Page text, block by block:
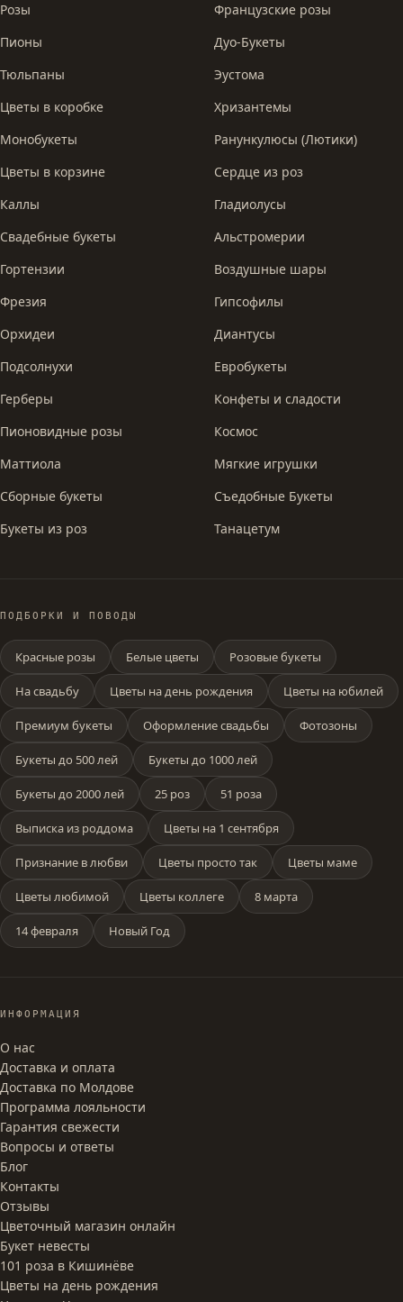
Розы
Пионы
Тюльпаны
Цветы в коробке
Монобукеты
Цветы в корзине
Каллы
Свадебные букеты
Гортензии
Фрезия
Орхидеи
Подсолнухи
Герберы
Пионовидные розы
Маттиола
Сборные букеты
Букеты из роз
Французские розы
Дуо-Букеты
Эустома
Хризантемы
Ранункулюсы (Лютики)
Сердце из роз
Гладиолусы
Альстромерии
Воздушные шары
Гипсофилы
Диантусы
Евробукеты
Конфеты и сладости
Космос
Мягкие игрушки
Съедобные Букеты
Танацетум
ПОДБОРКИ И ПОВОДЫ
Красные розы Белые цветы Розовые букеты
На свадьбу Цветы на день рождения Цветы на юбилей
Премиум букеты Оформление свадьбы Фотозоны
Букеты до 500 лей Букеты до 1000 лей
Букеты до 2000 лей 25 роз 51 роза
Выписка из роддома Цветы на 1 сентября
Признание в любви Цветы просто так Цветы маме
Цветы любимой Цветы коллеге 8 марта
14 февраля Новый Год
ИНФОРМАЦИЯ
О нас
Доставка и оплата
Доставка по Молдове
Программа лояльности
Гарантия свежести
Вопросы и ответы
Блог
Контакты
Отзывы
Цветочный магазин онлайн
Букет невесты
101 роза в Кишинёве
Цветы на день рождения